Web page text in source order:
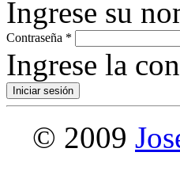
Ingrese su
Contraseña *
Ingrese la
© 2009